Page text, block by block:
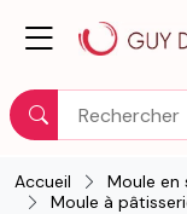
Rechercher
Accueil
Moule en
Moule à